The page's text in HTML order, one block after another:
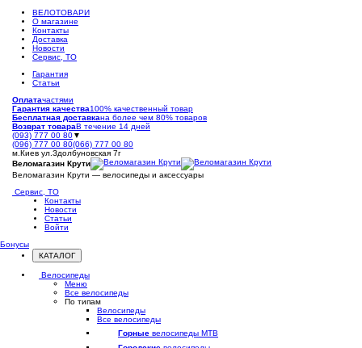
ВЕЛОТОВАРИ
О магазине
Контакты
Доставка
Новости
Сервис, ТО
Гарантия
Статьи
Оплатачастями
Гарантия качества100% качественный товар
Бесплатная доставкана более чем 80% товаров
Возврат товараВ течение 14 дней
(093) 777 00 80▼
(096) 777 00 80(066) 777 00 80
м.Киев ул.Здолбуновская 7г
Веломагазин Крути
Веломагазин Крути — велосипеды и аксессуары
Сервис, ТО
Контакты
Новости
Статьи
Войти
Бонусы
КАТАЛОГ
Открыть
меню
Велосипеды
Меню
Все велосипеды
По типам
Велосипеды
Все велосипеды
Горные велосипеды MTB